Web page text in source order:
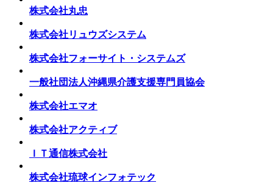
株式会社丸忠
株式会社リュウズシステム
株式会社フォーサイト・システムズ
一般社団法人沖縄県介護支援専門員協会
株式会社エマオ
株式会社アクティブ
ＩＴ通信株式会社
株式会社琉球インフォテック